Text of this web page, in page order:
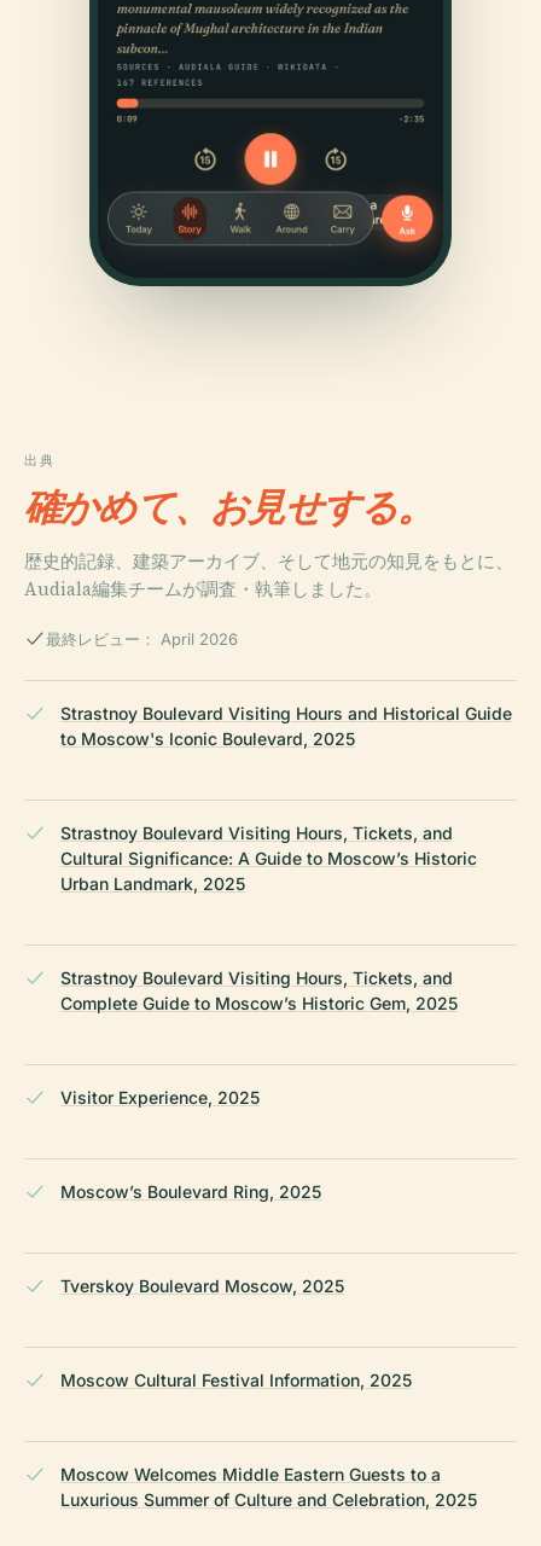
出典
確かめて、お見せする。
歴史的記録、建築アーカイブ、そして地元の知見をもとに、
Audiala編集チームが調査・執筆しました。
最終レビュー： April 2026
Strastnoy Boulevard Visiting Hours and Historical Guide
to Moscow's Iconic Boulevard, 2025
Strastnoy Boulevard Visiting Hours, Tickets, and
Cultural Significance: A Guide to Moscow’s Historic
Urban Landmark, 2025
Strastnoy Boulevard Visiting Hours, Tickets, and
Complete Guide to Moscow’s Historic Gem, 2025
Visitor Experience, 2025
Moscow’s Boulevard Ring, 2025
Tverskoy Boulevard Moscow, 2025
Moscow Cultural Festival Information, 2025
Moscow Welcomes Middle Eastern Guests to a
Luxurious Summer of Culture and Celebration, 2025